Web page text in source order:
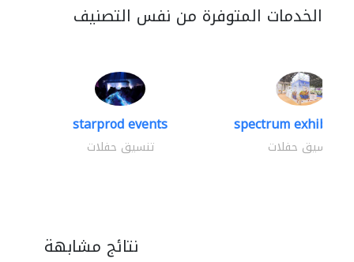
الخدمات المتوفرة من نفس التصنيف
starprod events
تنسيق حفلات
spectrum
تنسيق حفلات
نتائج مشابهة